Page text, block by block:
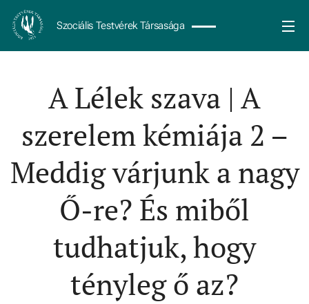
Szociális Testvérek Társasága
A Lélek szava | A
szerelem kémiája 2 –
Meddig várjunk a nagy
Ő-re? És miből
tudhatjuk, hogy
tényleg ő az?